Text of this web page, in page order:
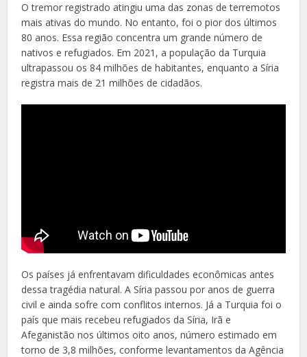
O tremor registrado atingiu uma das zonas de terremotos
mais ativas do mundo. No entanto, foi o pior dos últimos
80 anos. Essa região concentra um grande número de
nativos e refugiados. Em 2021, a população da Turquia
ultrapassou os 84 milhões de habitantes, enquanto a Síria
registra mais de 21 milhões de cidadãos.
Os países já enfrentavam dificuldades econômicas antes
dessa tragédia natural. A Síria passou por anos de guerra
civil e ainda sofre com conflitos internos. Já a Turquia foi o
país que mais recebeu refugiados da Síria, Irã e
Afeganistão nos últimos oito anos, número estimado em
torno de 3,8 milhões, conforme levantamentos da Agência